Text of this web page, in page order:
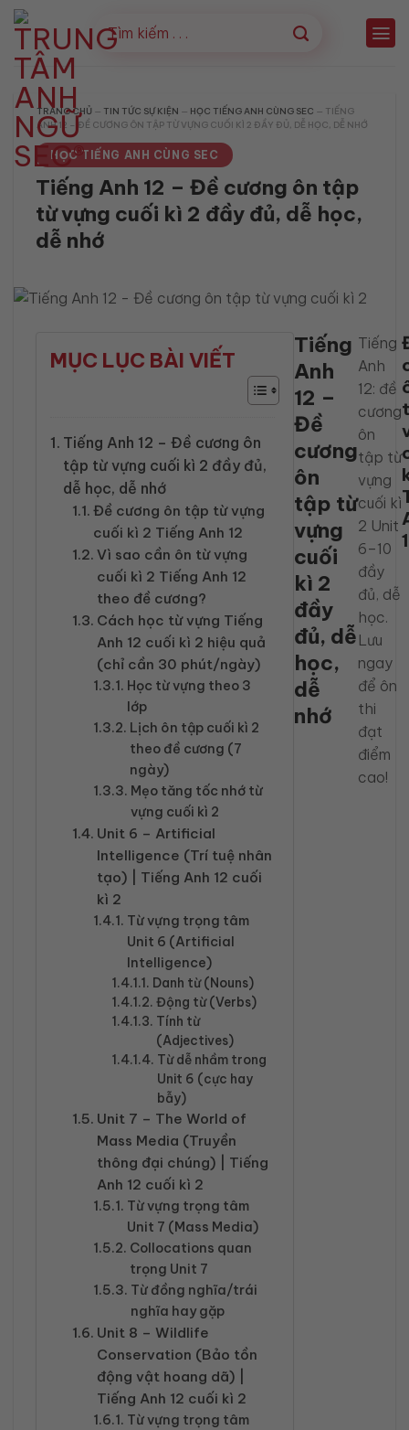
Bỏ
qua
nội
dung
TRANG CHỦ — TIN TỨC SỰ KIỆN — HỌC TIẾNG ANH CÙNG SEC — TIẾNG
ANH 12 – ĐỀ CƯƠNG ÔN TẬP TỪ VỰNG CUỐI KÌ 2 ĐẦY ĐỦ, DỄ HỌC, DỄ NHỚ
HỌC TIẾNG ANH CÙNG SEC
Tiếng Anh 12 – Đề cương ôn tập
từ vựng cuối kì 2 đầy đủ, dễ học,
dễ nhớ
MỤC LỤC BÀI VIẾT
Tiếng Anh 12 – Đề cương ôn
tập từ vựng cuối kì 2 đầy đủ,
dễ học, dễ nhớ
Đề cương ôn tập từ vựng
cuối kì 2 Tiếng Anh 12
Vì sao cần ôn từ vựng
cuối kì 2 Tiếng Anh 12
theo đề cương?
Cách học từ vựng Tiếng
Anh 12 cuối kì 2 hiệu quả
(chỉ cần 30 phút/ngày)
Học từ vựng theo 3
lớp
Lịch ôn tập cuối kì 2
theo đề cương (7
ngày)
Mẹo tăng tốc nhớ từ
vựng cuối kì 2
Unit 6 – Artificial
Intelligence (Trí tuệ nhân
tạo) | Tiếng Anh 12 cuối
kì 2
Từ vựng trọng tâm
Unit 6 (Artificial
Intelligence)
Danh từ (Nouns)
Động từ (Verbs)
Tính từ
(Adjectives)
Từ dễ nhầm trong
Unit 6 (cực hay
bẫy)
Unit 7 – The World of
Mass Media (Truyền
thông đại chúng) | Tiếng
Anh 12 cuối kì 2
Từ vựng trọng tâm
Unit 7 (Mass Media)
Collocations quan
trọng Unit 7
Từ đồng nghĩa/trái
nghĩa hay gặp
Unit 8 – Wildlife
Conservation (Bảo tồn
động vật hoang dã) |
Tiếng Anh 12 cuối kì 2
Từ vựng trọng tâm
Tiếng
Anh
12 –
Đề
cương
ôn
tập từ
vựng
cuối
kì 2
đầy
đủ, dễ
học,
dễ
nhớ
Tiếng
Anh
12: đề
cương
ôn
tập từ
vựng
cuối kì
2 Unit
6–10
đầy
đủ, dễ
học.
Lưu
ngay
để ôn
thi
đạt
điểm
cao!